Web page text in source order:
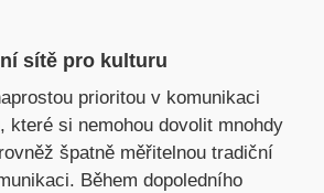
sítě pro kulturu
prioritou v komunikaci
které si nemohou dovolit mnohdy
špatně měřitelnou tradiční
Během dopoledního